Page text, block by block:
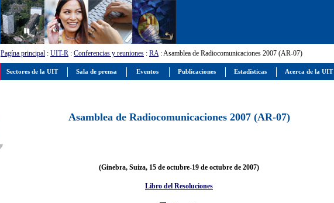
Pagína principal : UIT-R : Conferencias y reuniones : RA: Asamblea de Radiocomunicaciones 2007 (AR-07)
Asamblea de Radiocomunicaciones 2007 (AR-07)
(Ginebra, Suiza, 15 de octubre-19 de octubre de 2007)
Libro del Resoluciones
Sectores de la UIT Sala de prensa Eventos Publicaciones Estadísticas Acerca de la UIT